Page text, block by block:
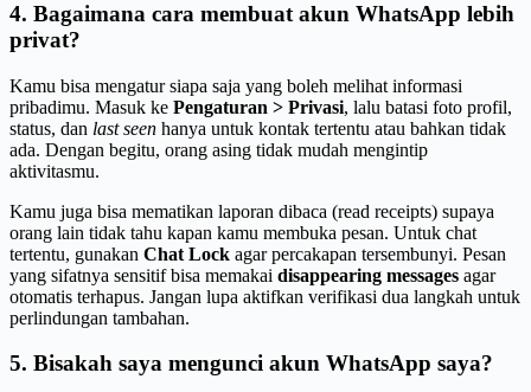
4. Bagaimana cara membuat akun WhatsApp lebih
privat?
Kamu bisa mengatur siapa saja yang boleh melihat informasi
pribadimu. Masuk ke Pengaturan > Privasi, lalu batasi foto profil,
status, dan last seen hanya untuk kontak tertentu atau bahkan tidak
ada. Dengan begitu, orang asing tidak mudah mengintip
aktivitasmu.
Kamu juga bisa mematikan laporan dibaca (read receipts) supaya
orang lain tidak tahu kapan kamu membuka pesan. Untuk chat
tertentu, gunakan Chat Lock agar percakapan tersembunyi. Pesan
yang sifatnya sensitif bisa memakai disappearing messages agar
otomatis terhapus. Jangan lupa aktifkan verifikasi dua langkah untuk
perlindungan tambahan.
5. Bisakah saya mengunci akun WhatsApp saya?